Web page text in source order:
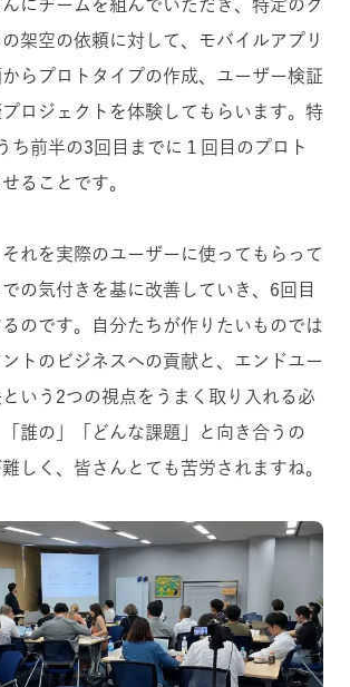
にチームを組んでいただき、特定のク
架空の依頼に対して、モバイルアプリ
らプロトタイプの作成、ユーザー検証
ロジェクトを体験してもらいます。特
ち前半の3回目までに１回目のプロト
ることです。
れを実際のユーザーに使ってもらって
の気付きを基に改善していき、6回目
のです。自分たちが作りたいものでは
トのビジネスへの貢献と、エンドユー
いう2つの視点をうまく取り入れる必
誰の」「どんな課題」と向き合うの
しく、皆さんとても苦労されますね。